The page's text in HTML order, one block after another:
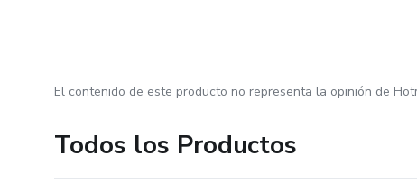
El contenido de este producto no representa la opinión de
Todos los Productos